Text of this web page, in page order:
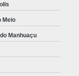
Meio
Manhuaçu